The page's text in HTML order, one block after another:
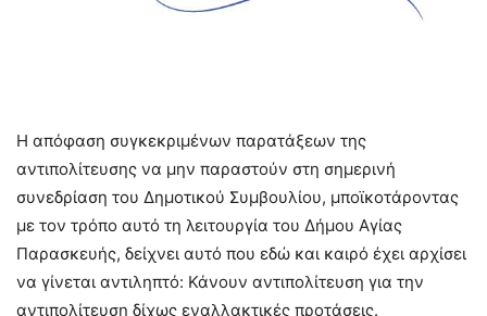
Η απόφαση συγκεκριμένων παρατάξεων της
αντιπολίτευσης να μην παραστούν στη σημερινή
συνεδρίαση του Δημοτικού Συμβουλίου, μποϊκοτάροντας
με τον τρόπο αυτό τη λειτουργία του Δήμου Αγίας
Παρασκευής, δείχνει αυτό που εδώ και καιρό έχει αρχίσει
να γίνεται αντιληπτό: Κάνουν αντιπολίτευση για την
αντιπολίτευση δίχως εναλλακτικές προτάσεις.